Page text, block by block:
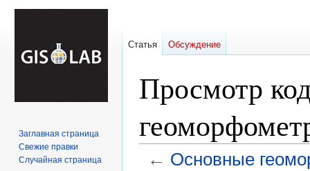
Просмотр
← Основные
Статья Обсуждение
Заглавная страница
Свежие правки
Случайная страница